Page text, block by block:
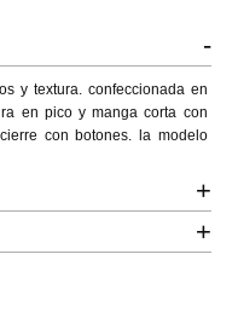
-
y textura. confeccionada en
en pico y manga corta con
con botones. la modelo
+
+